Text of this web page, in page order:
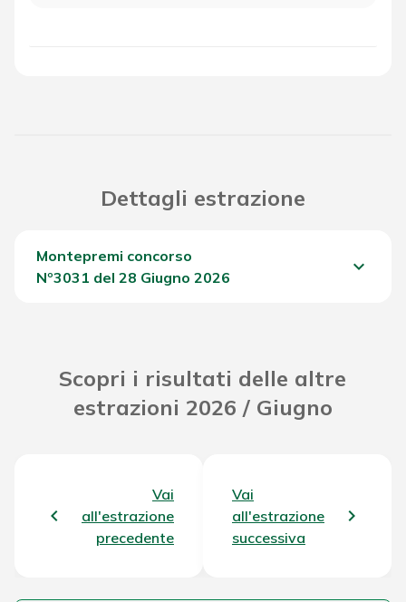
Dettagli estrazione
Montepremi concorso
Nº3031 del 28 Giugno 2026
keyboard_arrow_down
Scopri i risultati delle altre
estrazioni 2026 / Giugno
Vai
all'estrazione
precedente
Vai
all'estrazione
successiva